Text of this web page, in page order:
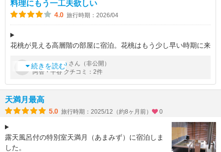
料理にもう一工夫欲しい
4.0 旅行時期：2026/04
花桃が見える高層階の部屋に宿泊。花桃はもう少し早い時期に来
でした。ただ、空調を切っても暑くて、少し寝苦しかったです。
温泉は2か所ありますが、7
続きを読む
bynekoneko さん（非公開）
阿智・平谷 クチコミ：2件
天満月最高
5.0 旅行時期：2025/12（約8ヶ月前） 0
露天風呂付の特別室天満月（あまみず）に宿泊しま
した。